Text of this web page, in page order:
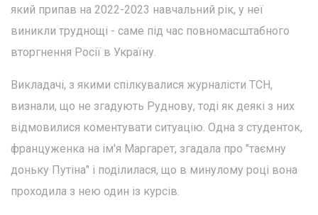
який припав на 2022-2023 навчальний рік, у неї
виникли труднощі - саме під час повномасштабного
вторгнення Росії в Україну.
Викладачі, з якими спілкувалися журналісти ТСН,
визнали, що не згадують Руднову, тоді як деякі з них
відмовилися коментувати ситуацію. Одна з студенток,
француженка на ім'я Маргарет, згадала про "таємну
доньку Путіна" і поділилася, що в минулому році вона
проходила з нею один із курсів.